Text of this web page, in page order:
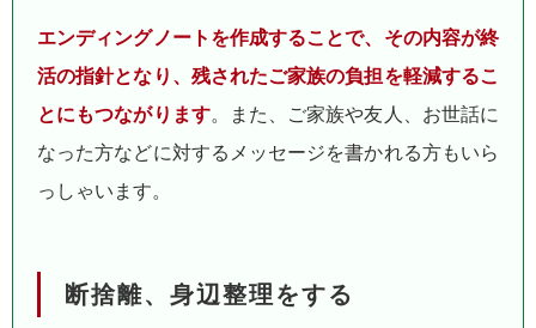
エンディングノートを作成することで、その内容が終
活の指針となり、残されたご家族の負担を軽減するこ
とにもつながります。また、ご家族や友人、お世話に
なった方などに対するメッセージを書かれる方もいら
っしゃいます。
断捨離、身辺整理をする